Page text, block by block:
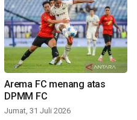
Arema FC menang atas
DPMM FC
Jumat, 31 Juli 2026